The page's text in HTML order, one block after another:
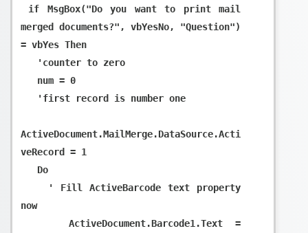
merged documents?", vbYesNo, "Question")
= vbYes Then
ActiveDocument.MailMerge.DataSource.Acti
veRecord = 1
now
    ActiveDocument.Barcode1.Text =